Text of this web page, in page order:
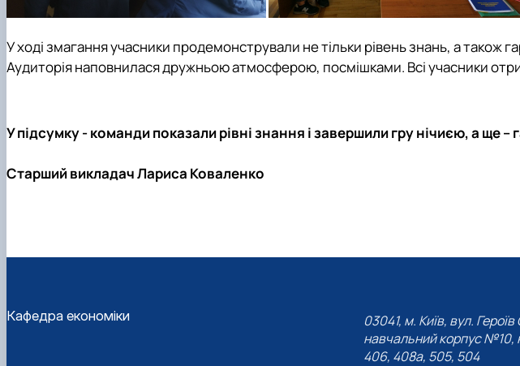
У ході змагання учасники продемонстрували не тільки рівень знань, а також
Аудиторія наповнилася дружньою атмосферою, посмішками. Всі учасники
У підсумку - команди показали рівні знання і завершили гру нічиєю, а ще –
Старший викладач Лариса Коваленко
Кафедра економіки
03041, м. Київ, вул. Героїв
навчальний корпус №10,
406, 408a, 505, 504